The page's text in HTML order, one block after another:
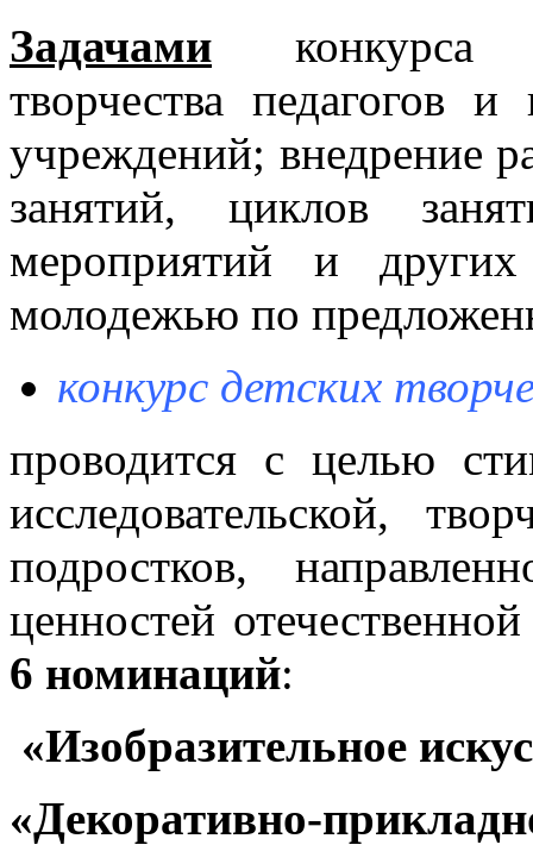
Задачами конкурса
творчества педагогов и
учреждений; внедрение
занятий, циклов
мероприятий и
молодежью по
конкурс детских
проводится с целью
исследовательской,
подростков,
ценностей
6 номинаций:
«Изобразительное
«Декоративно-